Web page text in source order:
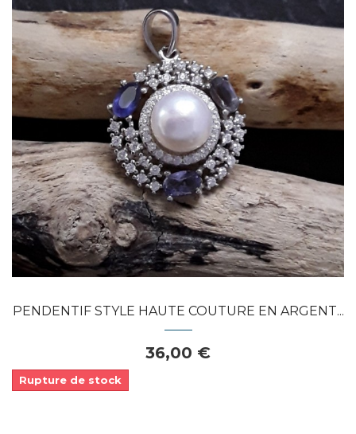
Dans mon panier
APERÇU RAPIDE
PENDENTIF STYLE HAUTE COUTURE EN ARGENT...
36,00 €
Rupture de stock